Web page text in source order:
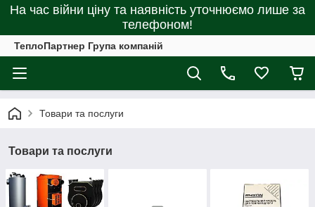
На час війни ціну та наявність уточнюємо лише за
телефоном!
ТеплоПартнер Група компаній
Товари та послуги
Товари та послуги